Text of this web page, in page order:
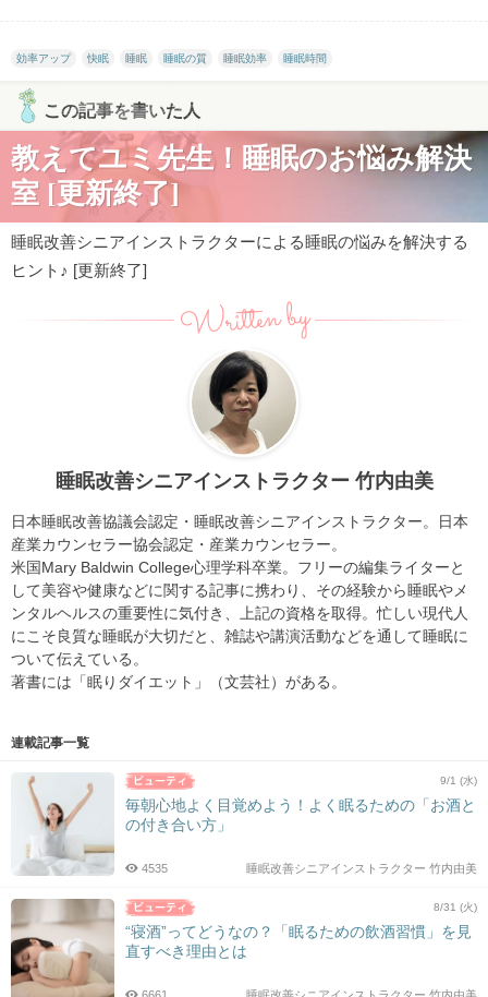
効率アップ 快眠 睡眠 睡眠の質 睡眠効率 睡眠時間
この記事を書いた人
教えてユミ先生！睡眠のお悩み解決
室 [更新終了]
睡眠改善シニアインストラクターによる睡眠の悩みを解決する
ヒント♪ [更新終了]
Written by
睡眠改善シニアインストラクター 竹内由美
日本睡眠改善協議会認定・睡眠改善シニアインストラクター。日本
産業カウンセラー協会認定・産業カウンセラー。
米国Mary Baldwin College心理学科卒業。フリーの編集ライターと
して美容や健康などに関する記事に携わり、その経験から睡眠やメ
ンタルヘルスの重要性に気付き、上記の資格を取得。忙しい現代人
にこそ良質な睡眠が大切だと、雑誌や講演活動などを通して睡眠に
ついて伝えている。
著書には「眠りダイエット」（文芸社）がある。
連載記事一覧
9/1 (水)
毎朝心地よく目覚めよう！よく眠るための「お酒と
の付き合い方」
睡眠改善シニアインストラクター 竹内由美
4535
8/31 (火)
“寝酒”ってどうなの？「眠るための飲酒習慣」を見
直すべき理由とは